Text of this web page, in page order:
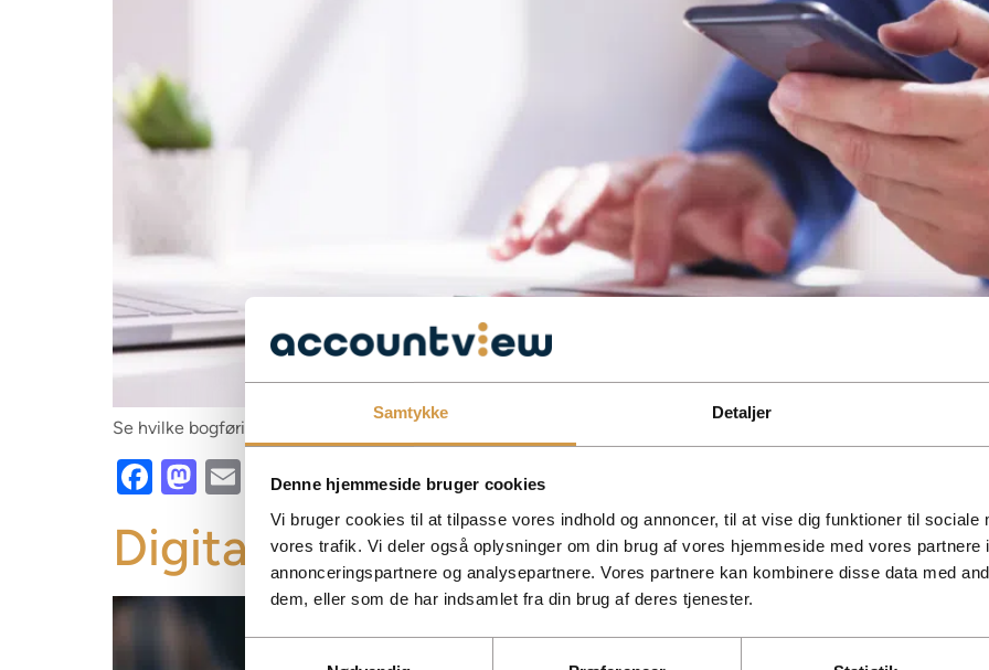
Samtykke Detaljer
Denne hjemmeside bruger cookies
Vi bruger cookies til at tilpasse vores indhold og annoncer, til at vise dig funktioner til sociale
vores trafik. Vi deler også oplysninger om din brug af vores hjemmeside med vores partnere
annonceringspartnere og analysepartnere. Vores partnere kan kombinere disse data med
dem, eller som de har indsamlet fra din brug af deres tjenester.
Se hvilke bogføringsprogrammer der er godkendt, og find den løsning der passer bedst til din virksomhed.
Facebook
Mastodon
Email
Share
Digital bogføringslov